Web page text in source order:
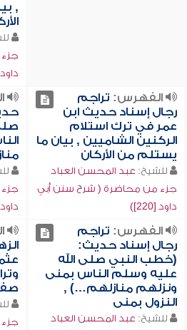
,
داود
الفهرس: تراجم
رجال إسناد حديث ابن
عمر في ترك استلام
الركنين الشاميين , بيان ما
يستلم من الأركان
للشيخ: عبد المحسن العباد
جزء من محاضرة ( شرح سنن أبي
داود [220])
داود
الفهرس: تراجم
رجال إسناد حديث:
(خطب النبي صلى الله
عليه وسلم الناس بمنى
ونزلهم منازلهم…) ,
النزول بمنى
للشيخ: عبد المحسن العباد